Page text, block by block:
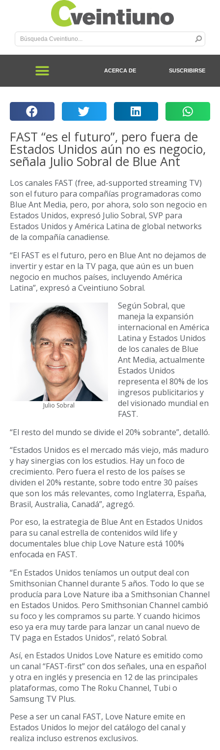
ACERCA DE SUSCRIBIRSE
FAST “es el futuro”, pero fuera de
Estados Unidos aún no es negocio,
señala Julio Sobral de Blue Ant
Los canales FAST (free, ad-supported streaming TV)
son el futuro para compañías programadoras como
Blue Ant Media, pero, por ahora, solo son negocio en
Estados Unidos, expresó Julio Sobral, SVP para
Estados Unidos y América Latina de global networks
de la compañía canadiense.
“El FAST es el futuro, pero en Blue Ant no dejamos de
invertir y estar en la TV paga, que aún es un buen
negocio en muchos países, incluyendo América
Latina”, expresó a Cveintiuno Sobral.
Julio Sobral
Según Sobral, que
maneja la expansión
internacional en América
Latina y Estados Unidos
de los canales de Blue
Ant Media, actualmente
Estados Unidos
representa el 80% de los
ingresos publicitarios y
del visionado mundial en
FAST.
“El resto del mundo se divide el 20% sobrante”, detalló.
“Estados Unidos es el mercado más viejo, más maduro
y hay sinergias con los estudios. Hay un foco de
crecimiento. Pero fuera el resto de los países se
dividen el 20% restante, sobre todo entre 30 países
que son los más relevantes, como Inglaterra, España,
Brasil, Australia, Canadá”, agregó.
Por eso, la estrategia de Blue Ant en Estados Unidos
para su canal estrella de contenidos wild life y
documentales blue chip Love Nature está 100%
enfocada en FAST.
“En Estados Unidos teníamos un output deal con
Smithsonian Channel durante 5 años. Todo lo que se
producía para Love Nature iba a Smithsonian Channel
en Estados Unidos. Pero Smithsonian Channel cambió
su foco y les compramos su parte. Y cuando hicimos
eso ya era muy tarde para lanzar un canal nuevo de
TV paga en Estados Unidos”, relató Sobral.
Así, en Estados Unidos Love Nature es emitido como
un canal “FAST-first” con dos señales, una en español
y otra en inglés y presencia en 12 de las principales
plataformas, como The Roku Channel, Tubi o
Samsung TV Plus.
Pese a ser un canal FAST, Love Nature emite en
Estados Unidos lo mejor del catálogo del canal y
realiza incluso estrenos exclusivos.